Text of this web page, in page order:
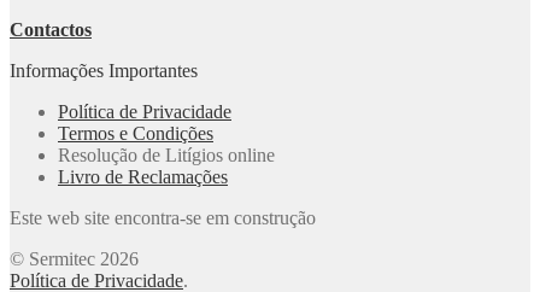
Contactos
Informações Importantes
Política de Privacidade
Termos e Condições
Resolução de Litígios online
Livro de Reclamações
Este web site encontra-se em construção
© Sermitec 2026
Política de Privacidade.